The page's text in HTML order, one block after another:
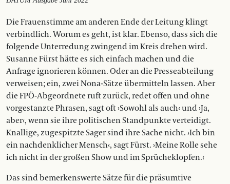
Die Frauenstimme am anderen Ende der Leitung klingt
verbindlich. Worum es geht, ist klar. Ebenso, dass sich die
folgende Unterredung zwingend im Kreis drehen wird.
Susanne Fürst hätte es sich einfach machen und die
Anfrage ignorieren können. Oder an die Presseabteilung
verweisen; ein, zwei Nona-Sätze übermitteln lassen. Aber
die FPÖ-Abgeordnete ruft zurück, redet offen und ohne
vorgestanzte Phrasen, sagt oft ›Sowohl als auch‹ und ›Ja,
aber‹, wenn sie ihre politischen Standpunkte verteidigt.
Knallige, zugespitzte Sager sind ihre Sache nicht. ›Ich bin
ein nachdenklicher Mensch‹, sagt Fürst. ›Meine Rolle sehe
ich nicht in der großen Show und im Sprücheklopfen.‹
Das sind bemerkenswerte Sätze für die präsumtive